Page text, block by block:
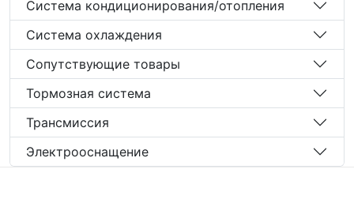
Система кондиционирования/отопления
Система охлаждения
Сопутствующие товары
Тормозная система
Трансмиссия
Электрооснащение